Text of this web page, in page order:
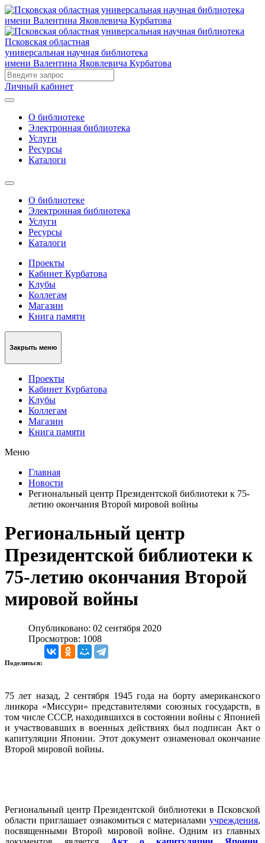
Псковская областная
универсальная научная библиотека
имени Валентина Яковлевича Курбатова
Личный кабинет
О библиотеке
Электронная библиотека
Услуги
Ресурсы
Каталоги
О библиотеке
Электронная библиотека
Услуги
Ресурсы
Каталоги
Проекты
Кабинет Курбатова
Клубы
Коллегам
Магазин
Книга памяти
Закрыть меню
Проекты
Кабинет Курбатова
Клубы
Коллегам
Магазин
Книга памяти
Меню
Главная
Новости
Региональный центр Президентской библиотеки к 75-
летию окончания Второй мировой войны
Региональный центр
Президентской библиотеки к
75-летию окончания Второй
мировой войны
Опубликовано: 02 сентября 2020
Просмотров: 1008
Поделиться:
75 лет назад, 2 сентября 1945 года на борту американского
линкора «Миссури» представителями союзных государств, в
том числе СССР, находившихся в состоянии войны с Японией
и участвовавших в военных действиях был подписан Акт о
капитуляции Японии. Этот документ ознаменовал окончание
Второй мировой войны.
Региональный центр Президентской библиотеки в Псковской
области приглашает ознакомиться с материалами учреждения,
посвященными Второй мировой войне. Одним из главных